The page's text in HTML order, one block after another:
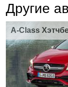
Другие
A-Class